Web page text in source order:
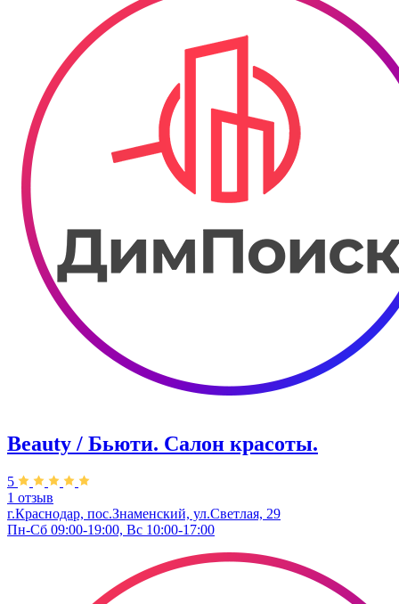
Beauty / Бьюти. Салон красоты.
5
1 отзыв
г.Краснодар, пос.Знаменский, ул.Светлая, 29
Пн-Сб 09:00-19:00, Вс 10:00-17:00